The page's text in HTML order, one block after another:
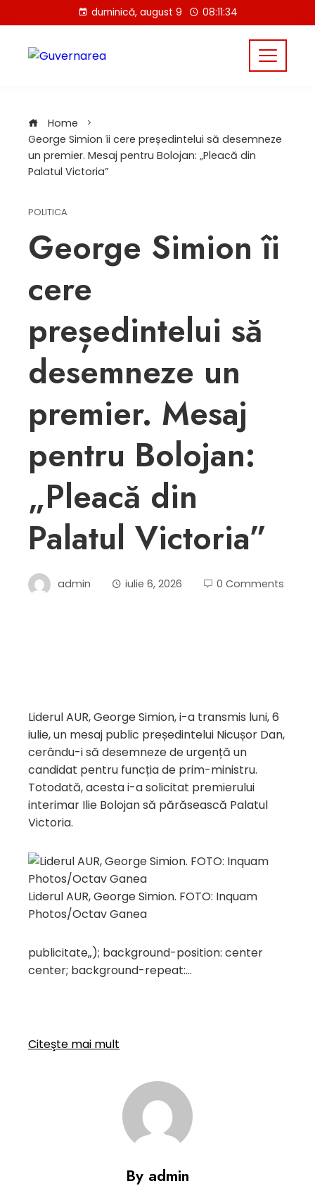
to
content
duminică, august 9 08:11:34
Home
George Simion îi cere președintelui să desemneze
un premier. Mesaj pentru Bolojan: „Pleacă din
Palatul Victoria”
POLITICA
George Simion îi
cere
președintelui să
desemneze un
premier. Mesaj
pentru Bolojan:
„Pleacă din
Palatul Victoria”
admin iulie 6, 2026 0 Comments
Liderul AUR, George Simion, i-a transmis luni, 6
iulie, un mesaj public președintelui Nicușor Dan,
cerându-i să desemneze de urgență un
candidat pentru funcția de prim-ministru.
Totodată, acesta i-a solicitat premierului
interimar Ilie Bolojan să părăsească Palatul
Victoria.
Liderul AUR, George Simion. FOTO: Inquam
Photos/Octav Ganea
publicitate„); background-position: center
center; background-repeat:…
Citeşte mai mult
By admin